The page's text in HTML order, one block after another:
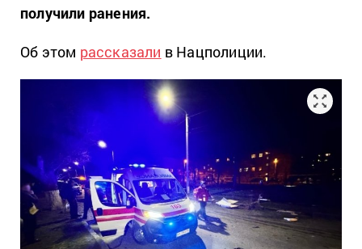
получили ранения.
Об этом рассказали в Нацполиции.